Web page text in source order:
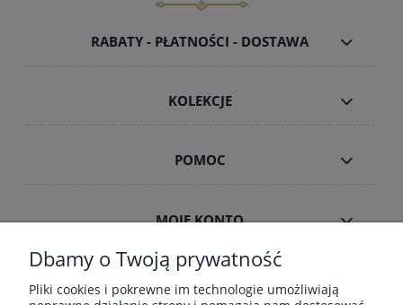
RABATY - PŁATNOŚCI - DOSTAWA
KOLEKCJE
POMOC
MOJE KONTO
Dbamy o Twoją prywatność
Pliki cookies i pokrewne im technologie umożliwiają